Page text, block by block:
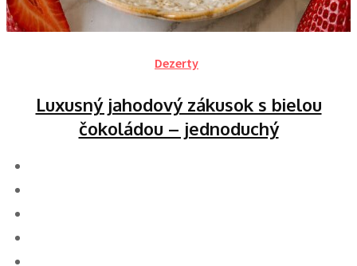
Dezerty
Luxusný jahodový zákusok s bielou
čokoládou – jednoduchý